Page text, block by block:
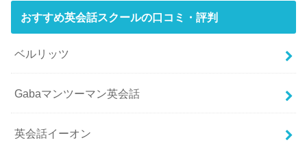
おすすめ英会話スクールの口コミ・評判
ベルリッツ
Gabaマンツーマン英会話
英会話イーオン